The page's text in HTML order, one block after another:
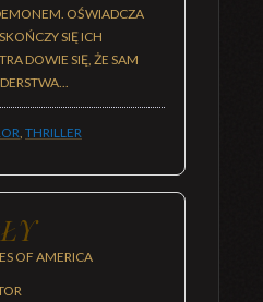
OŚWIADCZA
SIĘ ICH
DOWIE SIĘ, ŻE SAM
, THRILLER
OF AMERICA